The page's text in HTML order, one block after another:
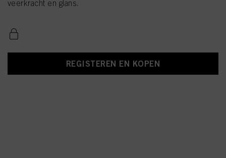
veerkracht en glans.
REGISTEREN EN KOPEN